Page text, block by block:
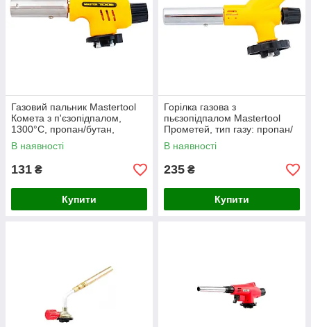
Газовий пальник Mastertool
Комета з п'єзопідпалом,
1300°C, пропан/бутан,
пластиковий корпус, Китай
В наявності
131 ₴
Купити
Горілка газова з
пьєзопідпалом Mastertool
Прометей, тип газу: пропан/
бутан, корпус пластик,
температура до 1350°C (44-
В наявності
235 ₴
Купити